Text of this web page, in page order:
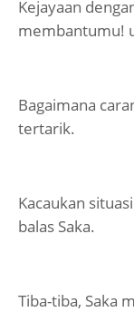
Kejayaan
membantumu!
Bagaimana
tertarik.
Kacaukan
balas Saka.
Tiba-tiba, Saka